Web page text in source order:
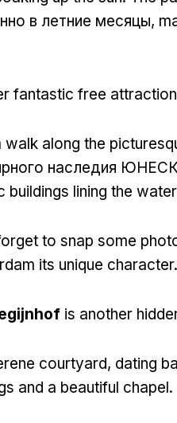
в летние месяцы,
fantastic free
walk along the
наследия
buildings lining the
to snap some
its unique character.
is another
courtyard, dating
and a beautiful chapel.